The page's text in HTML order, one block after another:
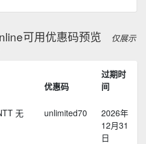
可用优惠码预览
仅展示
优惠码
过期时
间
无
unlimited70
2026年
12月31
日